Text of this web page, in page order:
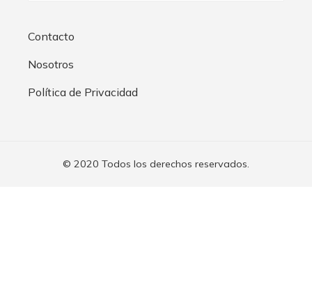
Contacto
Nosotros
Política de Privacidad
© 2020 Todos los derechos reservados.